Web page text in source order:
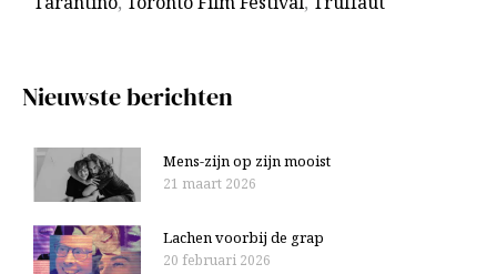
Nieuwste berichten
Mens-zijn op zijn mooist
21 maart 2026
Lachen voorbij de grap
20 februari 2026